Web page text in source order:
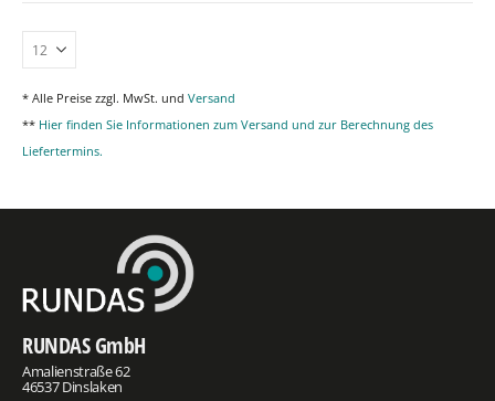
* Alle Preise zzgl. MwSt. und Versand
** Hier finden Sie Informationen zum Versand und zur Berechnung des
Liefertermins.
RUNDAS GmbH
Amalienstraße 62
46537 Dinslaken